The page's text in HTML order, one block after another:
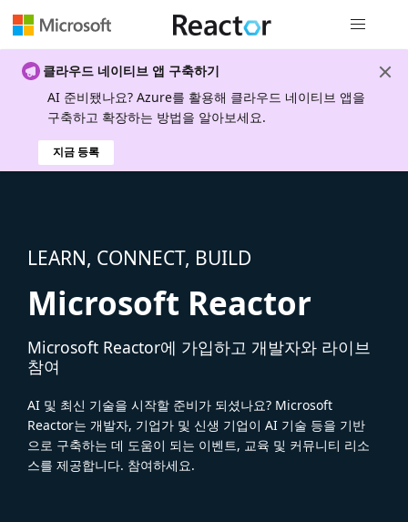
클라우드 네이티브 앱 구축하기
AI 준비됐나요? Azure를 활용해 클라우드 네이티브 앱을
구축하고 확장하는 방법을 알아보세요.
지금 등록
LEARN, CONNECT, BUILD
Microsoft Reactor
Microsoft Reactor에 가입하고 개발자와 라이브
참여
AI 및 최신 기술을 시작할 준비가 되셨나요? Microsoft
Reactor는 개발자, 기업가 및 신생 기업이 AI 기술 등을 기반
으로 구축하는 데 도움이 되는 이벤트, 교육 및 커뮤니티 리소
스를 제공합니다. 참여하세요.